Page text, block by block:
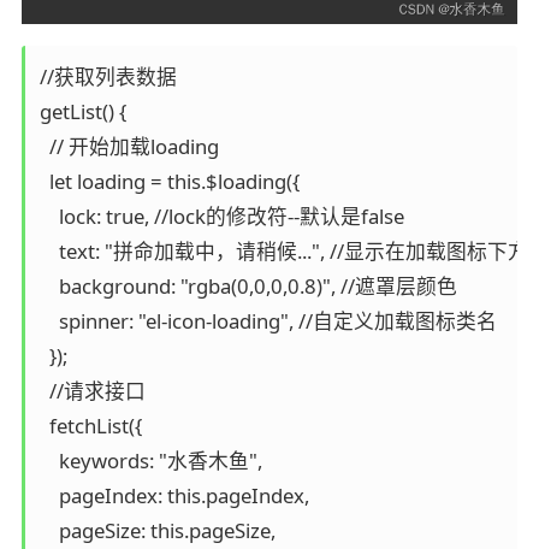
//获取列表数据
getList() {
  // 开始加载loading
  let loading = this.$loading({
    lock: true, //lock的修改符--默认是false
text: "拼命加载中，请稍候...", //显示在加载图标下
    background: "rgba(0,0,0,0.8)", //遮罩层颜色
    spinner: "el-icon-loading", //自定义加载图标类名
  });
  //请求接口
  fetchList({
    keywords: "水香木鱼",
    pageIndex: this.pageIndex,
    pageSize: this.pageSize,